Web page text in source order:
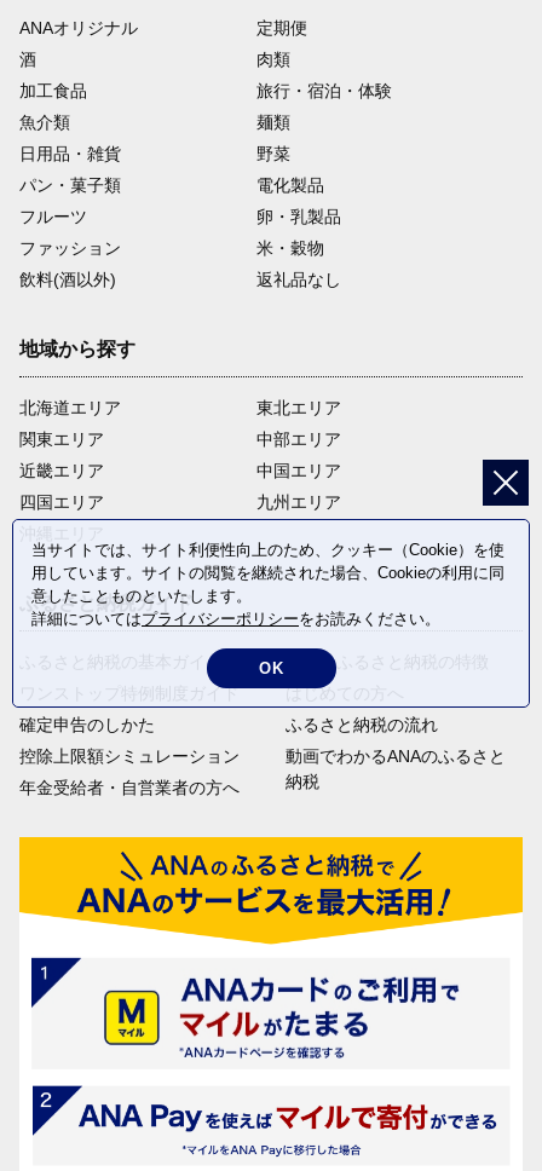
ANAオリジナル
定期便
酒
肉類
加工食品
旅行・宿泊・体験
魚介類
麺類
日用品・雑貨
野菜
パン・菓子類
電化製品
フルーツ
卵・乳製品
ファッション
米・穀物
飲料(酒以外)
返礼品なし
地域から探す
北海道エリア
関東エリア
近畿エリア
四国エリア
東北エリア
中部エリア
中国エリア
九州エリア
ふるさと納税ガイド
ふるさと納税の基本ガイド
ワンストップ特例制度ガイド
確定申告のしかた
控除上限額シミュレーション
年金受給者・自営業者の方へ
ANAのふるさと納税の特徴
はじめての方へ
ふるさと納税の流れ
動画でわかるANAのふるさと
納税
当サイトでは、サイト利便性向上のため、クッキー（Cookie）を使
用しています。サイトの閲覧を継続された場合、Cookieの利用に同
意したことものといたします。
詳細についてはプライバシーポリシーをお読みください。
OK